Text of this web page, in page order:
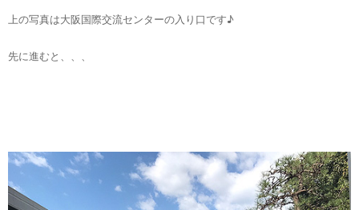
上の写真は大阪国際交流センターの入り口です♪
先に進むと、、、